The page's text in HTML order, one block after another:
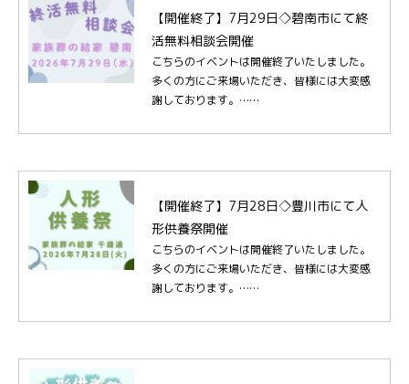
【開催終了】7月29日◇碧南市にて終
活無料相談会開催
こちらのイベントは開催終了いたしました。
多くの方にご来場いただき、皆様には大変感
謝しております。……
【開催終了】7月28日◇豊川市にて人
形供養祭開催
こちらのイベントは開催終了いたしました。
多くの方にご来場いただき、皆様には大変感
謝しております。……